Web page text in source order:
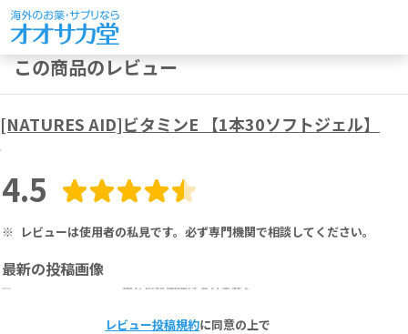
この商品のレビュー
[NATURES AID]ビタミンE 【1本30ソフトジェル】
4.5
※ レビューは使用者の私見です。必ず専門機関で相談してください。
最新の投稿画像
現在投稿画像はありません
レビュー投稿規約に同意の上で